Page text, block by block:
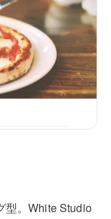
型。White Studio